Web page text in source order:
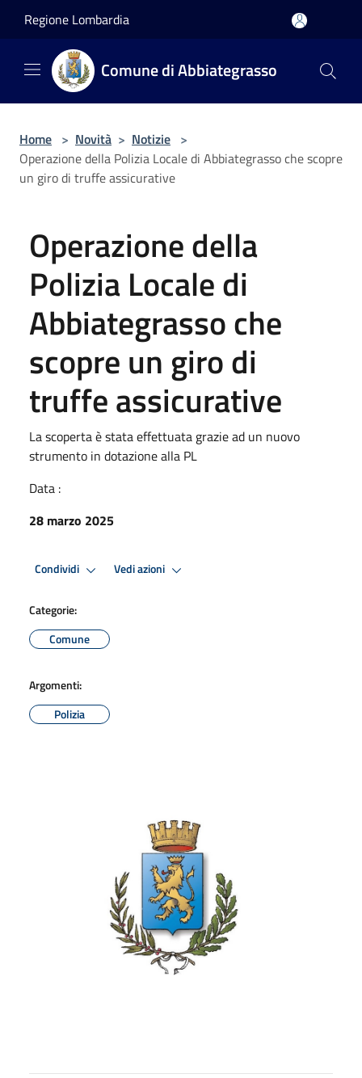
Regione Lombardia
Comune di Abbiategrasso
Home > Novità > Notizie >
Operazione della Polizia Locale di Abbiategrasso che scopre
un giro di truffe assicurative
Operazione della
Polizia Locale di
Abbiategrasso che
scopre un giro di
truffe assicurative
La scoperta è stata effettuata grazie ad un nuovo
strumento in dotazione alla PL
Data :
28 marzo 2025
Condividi Vedi azioni
Categorie:
Comune
Argomenti:
Polizia